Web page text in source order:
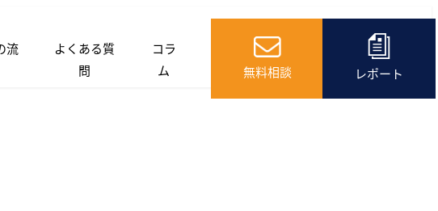
流
よくある質
問
コラ
ム
無料相談 レポート